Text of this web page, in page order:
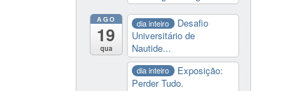
AGO
19
qua
dia inteiro
Desafio
Universitário de
Nautide...
dia inteiro
Exposição:
Perder Tudo.